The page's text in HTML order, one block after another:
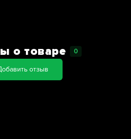
о товаре 0
отзыв